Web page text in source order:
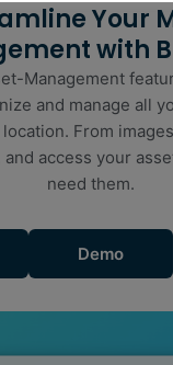
Your
with
Management
and manage all
From
access your
need them.
Demo